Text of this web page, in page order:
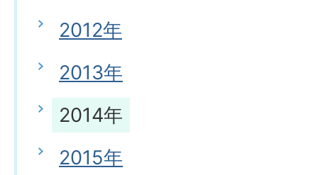
2012年
2013年
2014年
2015年